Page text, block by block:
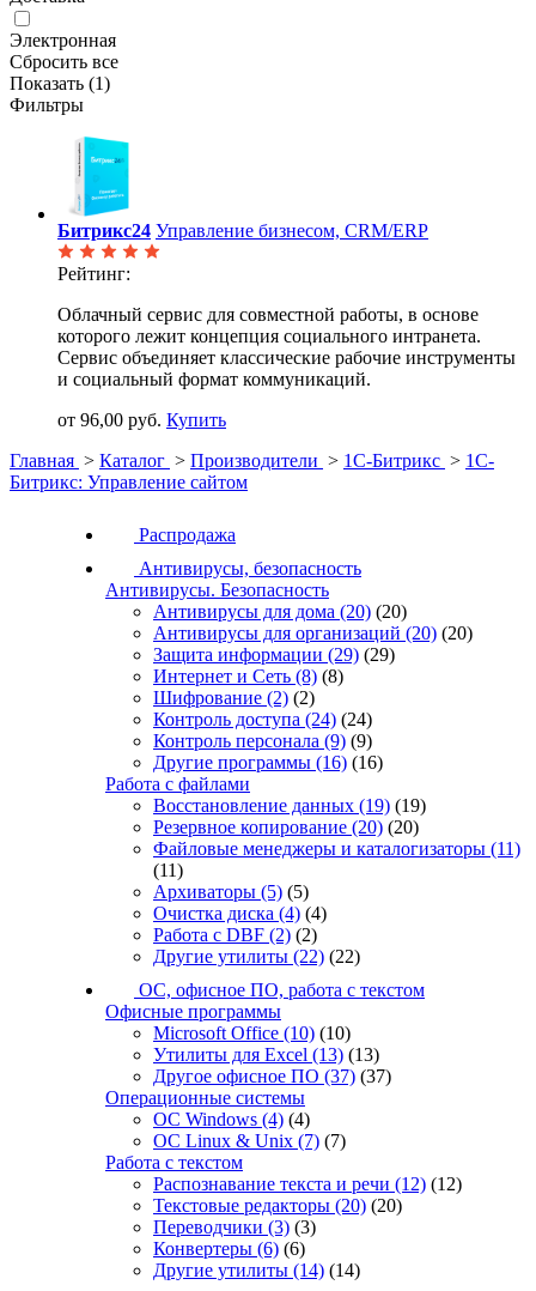
Электронная
Сбросить все
Показать (1)
Фильтры
Битрикс24 Управление бизнесом, CRM/ERP
Рейтинг:
Облачный сервис для совместной работы, в основе
которого лежит концепция социального интранета.
Сервис объединяет классические рабочие инструменты
и социальный формат коммуникаций.
от 96,00 руб. Купить
Главная > Каталог > Производители > 1С-Битрикс > 1С-
Битрикс: Управление сайтом
Распродажа
Антивирусы, безопасность
Антивирусы. Безопасность
Антивирусы для дома (20) (20)
Антивирусы для организаций (20) (20)
Защита информации (29) (29)
Интернет и Сеть (8) (8)
Шифрование (2) (2)
Контроль доступа (24) (24)
Контроль персонала (9) (9)
Другие программы (16) (16)
Работа с файлами
Восстановление данных (19) (19)
Резервное копирование (20) (20)
Файловые менеджеры и каталогизаторы (11)
(11)
Архиваторы (5) (5)
Очистка диска (4) (4)
Работа с DBF (2) (2)
Другие утилиты (22) (22)
ОС, офисное ПО, работа с текстом
Офисные программы
Microsoft Office (10) (10)
Утилиты для Excel (13) (13)
Другое офисное ПО (37) (37)
Операционные системы
ОС Windows (4) (4)
ОС Linux & Unix (7) (7)
Работа с текстом
Распознавание текста и речи (12) (12)
Текстовые редакторы (20) (20)
Переводчики (3) (3)
Конвертеры (6) (6)
Другие утилиты (14) (14)